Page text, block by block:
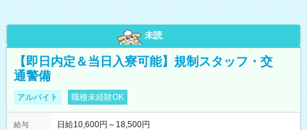
未読
【即日内定＆当日入寮可能】規制スタッフ・交
通警備
アルバイト 職種未経験OK
給与
日給10,600円～18,500円